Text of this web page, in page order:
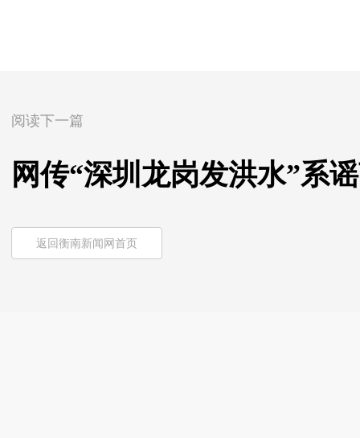
阅读下一篇
网传“深圳龙岗发洪水”系谣
返回衡南新闻网首页